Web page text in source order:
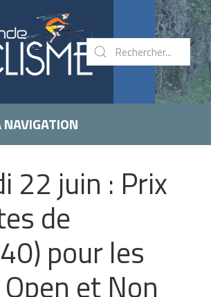
NAVIGATION
22 juin : Prix
de
pour les
Open et Non